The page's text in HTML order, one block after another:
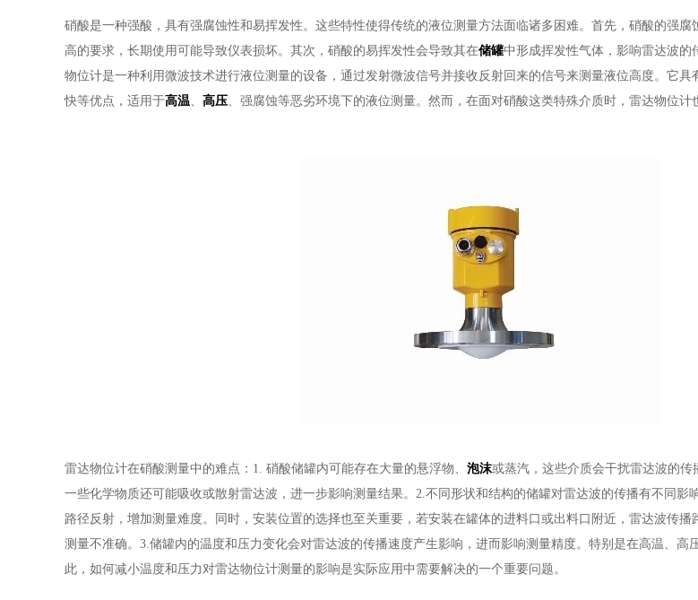
硝酸是一种强酸，具有强腐蚀性和易挥发性。这些特性使得传统的液位测量方法面临诸多困难。首先，硝酸的强腐
高的要求，长期使用可能导致仪表损坏。其次，硝酸的易挥发性会导致其在储罐中形成挥发性气体，影响雷达波的
物位计是一种利用微波技术进行液位测量的设备，通过发射微波信号并接收反射回来的信号来测量液位高度。它
快等优点，适用于高温、 高压、强腐蚀等恶劣环境下的液位测量。然而，在面对硝酸这类特殊介质时，雷达物位计
雷达物位计在硝酸测量中的难点：1. 硝酸储罐内可能存在大量的悬浮物、 泡沫或蒸汽，这些介质会干扰雷达波的传
一些化学物质还可能吸收或散射雷达波，进一步影响测量结果。2.不同形状和结构的储罐对雷达波的传播有不同影
路径反射，增加测量难度。同时，安装位置的选择也至关重要，若安装在罐体的进料口或出料口附近，雷达波传
测量不准确。3.储罐内的温度和压力变化会对雷达波的传播速度产生影响，进而影响测量精度。特别是在高温、高
此，如何减小温度和压力对雷达物位计测量的影响是实际应用中需要解决的一个重要问题。